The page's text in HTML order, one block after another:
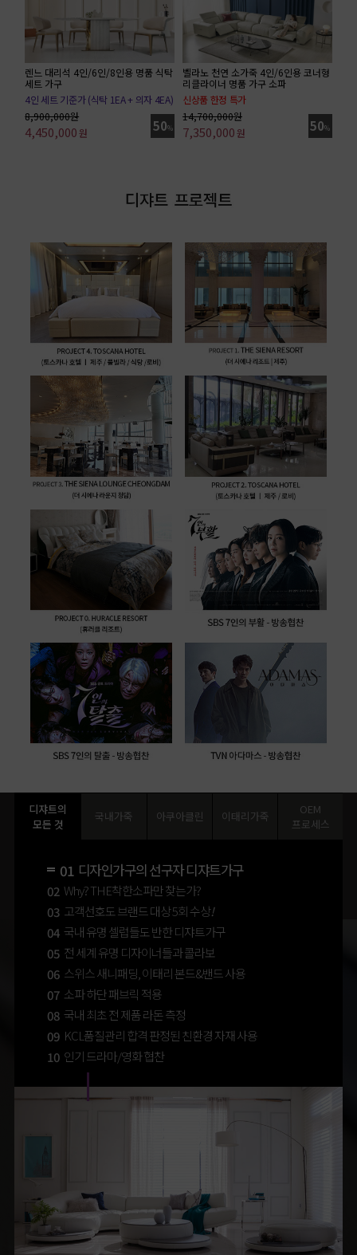
렌느 대리석 4인/6인/8인용 명품 식탁
세트 가구
4인 세트 기준가 (식탁 1EA + 의자 4EA)
50%
8,900,000원
4,450,000원
벨라노 천연 소가죽 4인/6인용 코너형
리클라이너 명품 가구 소파
신상품 한정 특가
전체가죽/6인 코너형 기준가(트레이 별도)
50%
14,700,000원
7,350,000원
디쟈트의
모든 것
국내가죽 아쿠아클린 이태리가죽
OEM
프로세스
01 디자인가구의 선구자 디쟈트가구
02 Why? THE착한소파만 찾는가?
03 고객선호도 브랜드 대상 5회 수상!
04 국내 유명 셀럽들도 반한 디쟈트가구
05 전 세계 유명 디자이너들과 콜라보
06 스위스 새니패딩, 이태리 본드&밴드 사용
07 소파 하단 패브릭 적용
08 국내 최초 전 제품 라돈 측정
09 KCL품질관리 합격 판정된 친환경 자재 사용
10 인기 드라마/영화 협찬